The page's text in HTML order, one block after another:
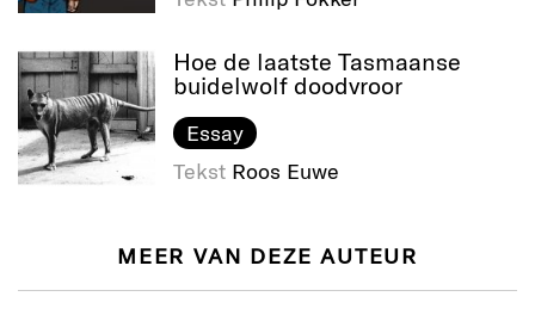
Hoe de laatste Tasmaanse
buidelwolf doodvroor
Essay
Tekst Roos Euwe
MEER VAN DEZE AUTEUR